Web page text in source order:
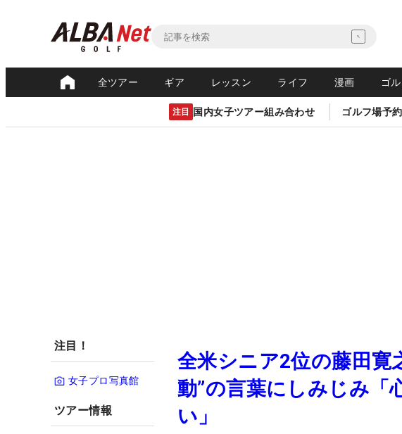
全ツアー ギア レッスン ライフ 漫画 ゴ
注目 国内女子ツアー組み合わせ ゴルフ場予
注目！
女子プロ写真館
ツアー情報
全米シニア2位の藤田
動”の言葉にしみじみ「
い」